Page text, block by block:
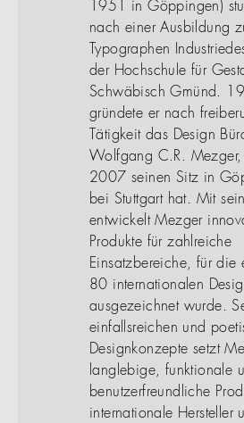
1951 in Göppingen)
nach einer Ausbildung
Typographen
der Hochschule für
Schwäbisch Gmünd.
gründete er nach
Tätigkeit das Design
Wolfgang C.R. Mezger,
2007 seinen Sitz in
bei Stuttgart hat. Mit
entwickelt Mezger
Produkte für zahlreiche
Einsatzbereiche, für die
80 internationalen
ausgezeichnet wurde.
einfallsreichen und
Designkonzepte setzt
langlebige, funktionale
benutzerfreundliche
internationale Hersteller